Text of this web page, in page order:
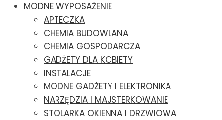
MODNE WYPOSAŻENIE
APTECZKA
CHEMIA BUDOWLANA
CHEMIA GOSPODARCZA
GADŻETY DLA KOBIETY
INSTALACJE
MODNE GADŻETY I ELEKTRONIKA
NARZĘDZIA I MAJSTERKOWANIE
STOLARKA OKIENNA I DRZWIOWA